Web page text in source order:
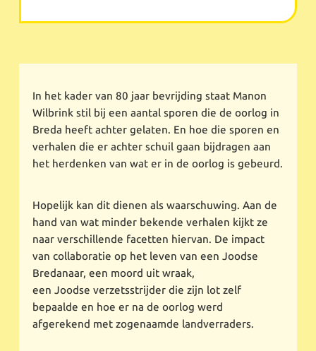
In het kader van 80 jaar bevrijding staat Manon
Wilbrink stil bij een aantal sporen die de oorlog in
Breda heeft achter gelaten. En hoe die sporen en
verhalen die er achter schuil gaan bijdragen aan
het herdenken van wat er in de oorlog is gebeurd.
Hopelijk kan dit dienen als waarschuwing. Aan de
hand van wat minder bekende verhalen kijkt ze
naar verschillende facetten hiervan. De impact
van collaboratie op het leven van een Joodse
Bredanaar, een moord uit wraak,
een Joodse verzetsstrijder die zijn lot zelf
bepaalde en hoe er na de oorlog werd
afgerekend met zogenaamde landverraders.